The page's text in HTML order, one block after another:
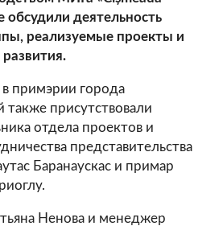
обсудили деятельность
реализуемые проекты и
развития.
в примэрии города
присутствовали
отдела проектов и
представительства
Баранаускас и примар
Ненова и менеджер